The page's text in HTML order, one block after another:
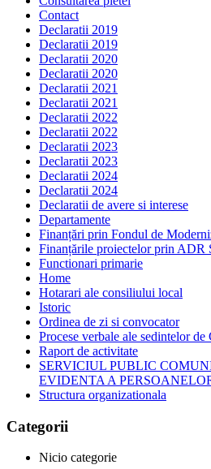
Contact
Declaratii 2019
Declaratii 2019
Declaratii 2020
Declaratii 2020
Declaratii 2021
Declaratii 2021
Declaratii 2022
Declaratii 2022
Declaratii 2023
Declaratii 2023
Declaratii 2024
Declaratii 2024
Declaratii de avere si interese
Departamente
Finanțări prin Fondul de
Finanțările proiectelor prin ADR
Functionari primarie
Home
Hotarari ale consiliului local
Istoric
Ordinea de zi si convocator
Procese verbale ale sedintelor de
Raport de activitate
SERVICIUL PUBLIC
EVIDENTA A
Structura organizationala
Categorii
Nicio categorie